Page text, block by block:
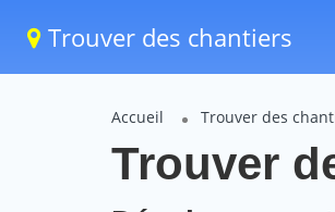
Trouver des chantiers
Accueil Trouver des
Trouver